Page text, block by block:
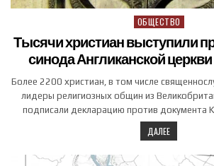
Posted in
ОБЩЕСТВО
Тысячи христиан выступили
синода Англиканской
Более 2200 христиан, в том числе
лидеры религиозных общин из
подписали декларацию против документа
ДАЛЕЕ